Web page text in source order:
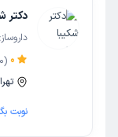
دکتر
0
(
0
نوبت